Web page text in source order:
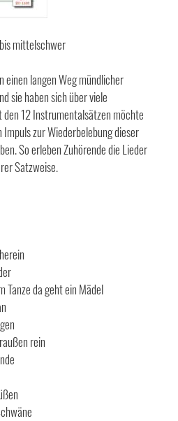
mittelschwer
einen langen Weg mündlicher
sie haben sich über viele
12 Instrumentalsätzen möchte
zur Wiederbelebung dieser
So erleben Zuhörende die Lieder
Satzweise.
Tanze da geht ein Mädel
rein